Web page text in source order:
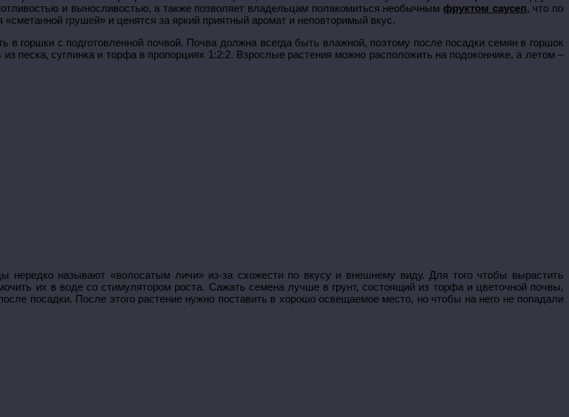
и выносливостью, а также позволяет владельцам полакомиться необычнымфруктом саусеп, что по
грушей» и ценятся за яркий приятный аромат и неповторимый вкус.
горшки с подготовленной почвой. Почва должна всегда быть влажной, поэтому после посадки семян в горшок
песка, суглинка и торфа в пропорциях 1:2:2. Взрослые растения можно расположить на подоконнике, а летом –
называют «волосатым личи» из-за схожести по вкусу и внешнему виду. Для того чтобы вырастить
их в воде со стимулятором роста. Сажать семена лучше в грунт, состоящий из торфа и цветочной почвы,
посадки. После этого растение нужно поставить в хорошо освещаемое место, но чтобы на него не попадали